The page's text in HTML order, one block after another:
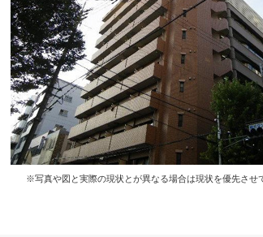
※写真や図と実際の現状とが異なる場合は現状を優先させ